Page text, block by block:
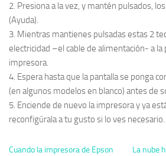
2. Presiona a la vez, y mantén pulsados,
(Ayuda).
3. Mientras mantienes pulsadas estas 2
electricidad –el cable de alimentación- a la
impresora.
4. Espera hasta que la pantalla se ponga
(en algunos modelos en blanco) antes de
5. Enciende de nuevo la impresora y ya
reconfigúrala a tu gusto si lo ves necesario.
Cuando la impresora de Epson
La nube